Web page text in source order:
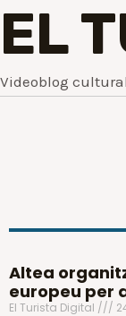
EL
Videoblog
Altea
europeu per
El Turista Digital